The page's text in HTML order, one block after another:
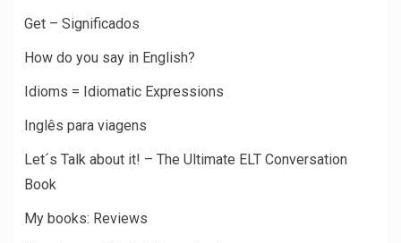
Get – Significados
How do you say in English?
Idioms = Idiomatic Expressions
Inglês para viagens
Let´s Talk about it! – The Ultimate ELT Conversation
Book
My books: Reviews